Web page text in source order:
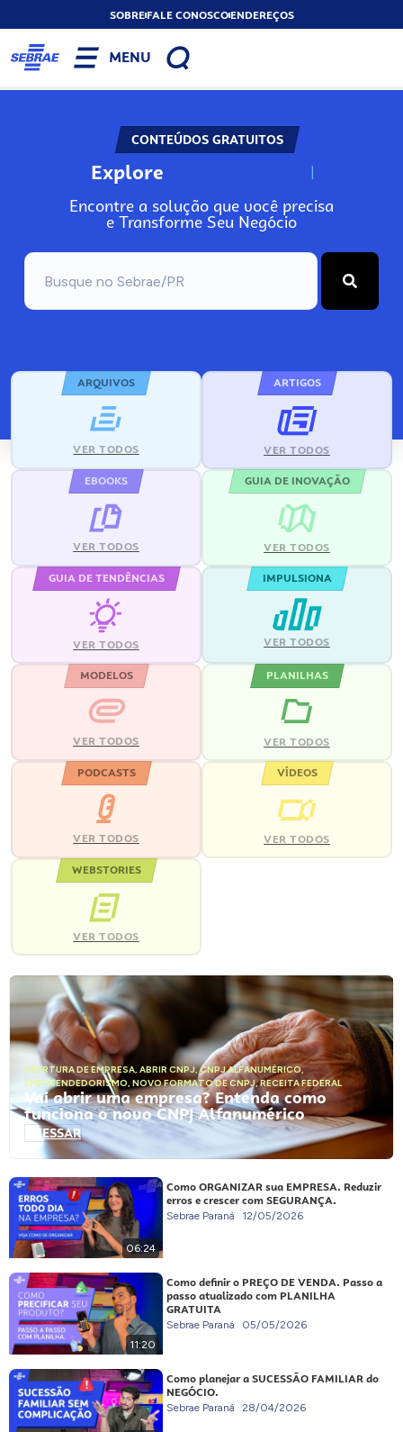
SOBREFALE CONOSCOENDEREÇOS
MENU
CONTEÚDOS GRATUITOS
Explore N
Encontre a solução que você precisa
e Transforme Seu Negócio
ARQUIVOS
VER TODOS
ARTIGOS
VER TODOS
EBOOKS
VER TODOS
GUIA DE INOVAÇÃO
VER TODOS
GUIA DE TENDÊNCIAS
VER TODOS
IMPULSIONA
VER TODOS
MODELOS
VER TODOS
PLANILHAS
VER TODOS
PODCASTS
VER TODOS
VÍDEOS
VER TODOS
WEBSTORIES
VER TODOS
ABERTURA DE EMPRESA, ABRIR CNPJ,CNPJ ALFANUMÉRICO,
EMPREENDEDORISMO, NOVO FORMATO DE CNPJ,RECEITA FEDERAL
Vai abrir uma empresa? Entenda como
funciona o novo CNPJ Alfanumérico
ACESSAR
06:24
Como ORGANIZAR sua EMPRESA. Reduzir
erros e crescer com SEGURANÇA.
Sebrae Paraná 12/05/2026
11:20
Como definir o PREÇO DE VENDA. Passo a
passo atualizado com PLANILHA
GRATUITA
Sebrae Paraná 05/05/2026
Como planejar a SUCESSÃO FAMILIAR do
NEGÓCIO.
Sebrae Paraná 28/04/2026